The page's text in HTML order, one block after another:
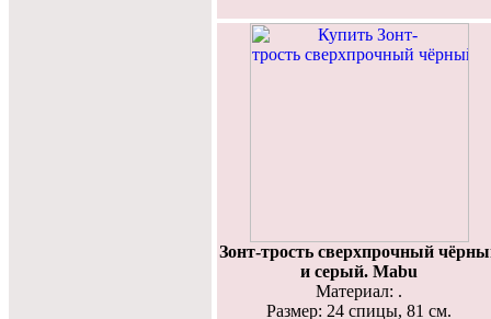
Зонт-трость сверхпрочный
и серый. Mabu
Материал: .
Размер: 24 спицы, 81 см.